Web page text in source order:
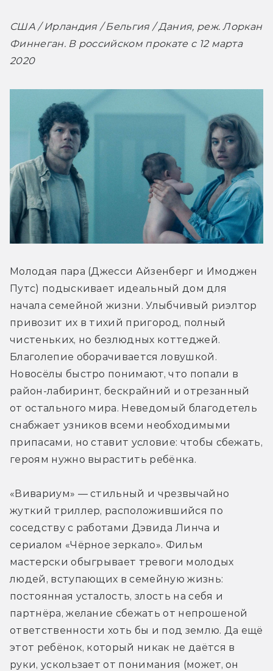
США / Ирландия / Бельгия / Дания, реж. Лоркан
Финнеган. В российском прокате с 12 марта
2020
Молодая пара (Джесси Айзенберг и Имоджен
Путс) подыскивает идеальный дом для
начала семейной жизни. Улыбчивый риэлтор
привозит их в тихий пригород, полный
чистеньких, но безлюдных коттеджей.
Благолепие оборачивается ловушкой.
Новосёлы быстро понимают, что попали в
район-лабиринт, бескрайний и отрезанный
от остального мира. Неведомый благодетель
снабжает узников всеми необходимыми
припасами, но ставит условие: чтобы сбежать,
героям нужно вырастить ребёнка.
«Вивариум» — стильный и чрезвычайно
жуткий триллер, расположившийся по
соседству с работами Дэвида Линча и
сериалом «Чёрное зеркало». Фильм
мастерски обыгрывает тревоги молодых
людей, вступающих в семейную жизнь:
постоянная усталость, злость на себя и
партнёра, желание сбежать от непрошеной
ответственности хоть бы и под землю. Да ещё
этот ребёнок, который никак не даётся в
руки, ускользает от понимания (может, он